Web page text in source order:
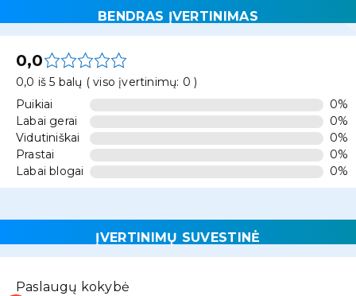
BENDRAS ĮVERTINIMAS
0,0
0,0 iš 5 balų ( viso įvertinimų: 0 )
Puikiai
0%
Labai gerai
0%
Vidutiniškai
0%
Prastai
0%
Labai blogai
0%
ĮVERTINIMŲ SUVESTINĖ
Paslaugų kokybė